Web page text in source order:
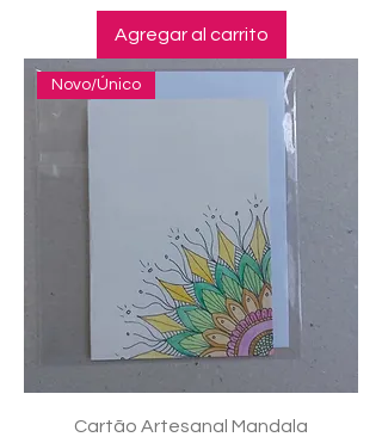
Agregar al carrito
Novo/Único
Cartão Artesanal Mandala